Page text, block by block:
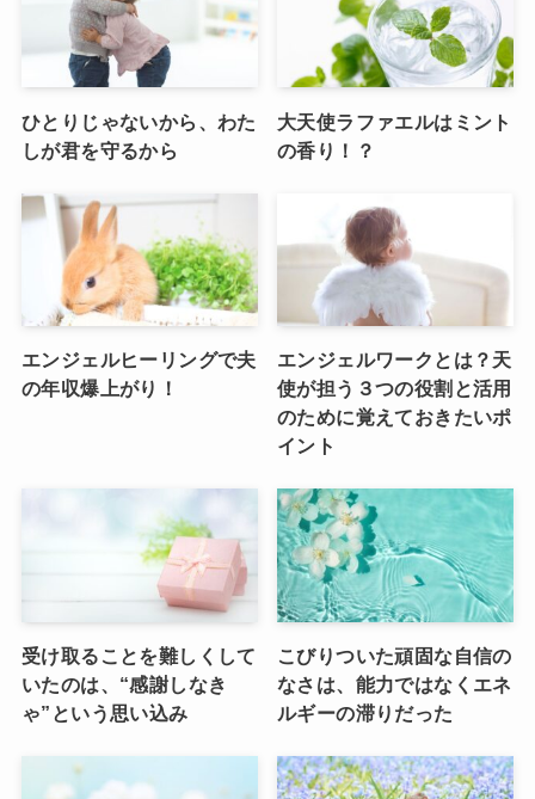
ひとりじゃないから、わた
しが君を守るから
大天使ラファエルはミント
の香り！？
エンジェルヒーリングで夫
の年収爆上がり！
エンジェルワークとは？天
使が担う３つの役割と活用
のために覚えておきたいポ
イント
受け取ることを難しくして
いたのは、“感謝しなき
ゃ”という思い込み
こびりついた頑固な自信の
なさは、能力ではなくエネ
ルギーの滞りだった